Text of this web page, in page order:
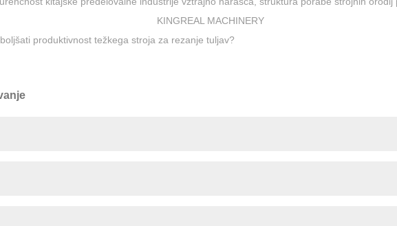
KINGREAL MACHINERY
produktivnost težkega stroja za rezanje tuljav?